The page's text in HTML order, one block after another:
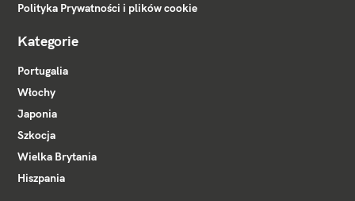
Polityka Prywatności i plików cookie
Kategorie
Portugalia
Włochy
Japonia
Szkocja
Wielka Brytania
Hiszpania